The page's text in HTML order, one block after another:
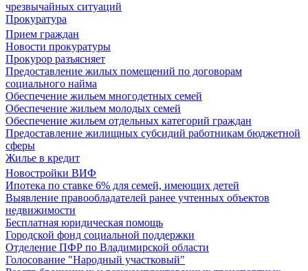
чрезвычайных ситуаций
Прокуратура
Прием граждан
Новости прокуратуры
Прокурор разъясняет
Предоставление жилых помещений по договорам
социального найма
Обеспечение жильем многодетных семей
Обеспечение жильем молодых семей
Обеспечение жильем отдельных категорий граждан
Предоставление жилищных субсидий работникам бюджетной
сферы
Жилье в кредит
Новостройки ВИФ
Ипотека по ставке 6% для семей, имеющих детей
Выявление правообладателей ранее учтенных объектов
недвижимости
Бесплатная юридическая помощь
Городской фонд социальной поддержки
Отделение ПФР по Владимирской области
Голосование "Народный участковый"